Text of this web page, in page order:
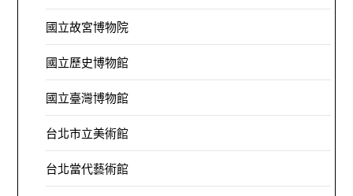
國立故宮博物院
國立歷史博物館
國立臺灣博物館
台北市立美術館
台北當代藝術館